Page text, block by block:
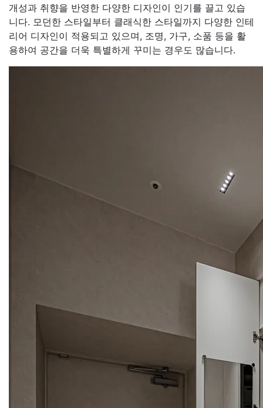
개성과 취향을 반영한 다양한 디자인이 인기를 끌고 있습
니다. 모던한 스타일부터 클래식한 스타일까지 다양한 인테
리어 디자인이 적용되고 있으며, 조명, 가구, 소품 등을 활
용하여 공간을 더욱 특별하게 꾸미는 경우도 많습니다.